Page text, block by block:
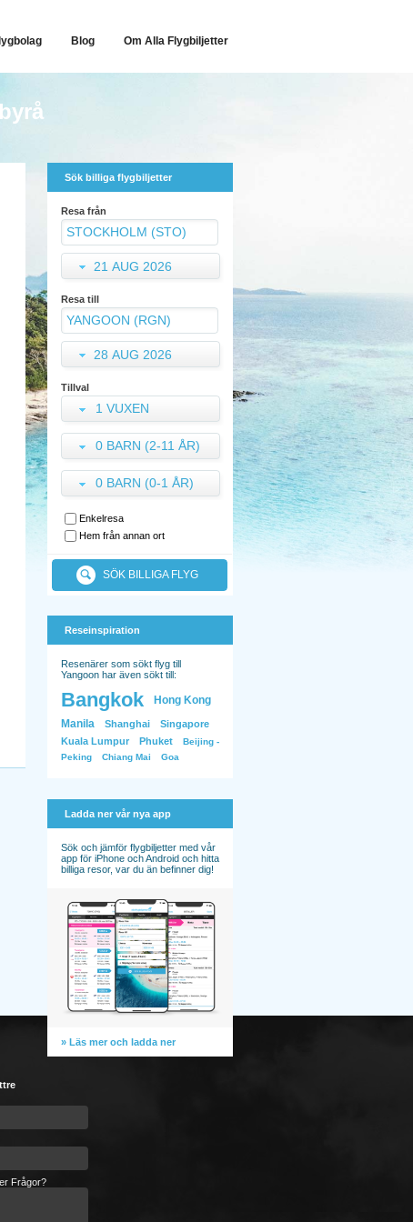
Blog Om Alla Flygbiljetter
Sök billiga flygbiljetter
Resa från
21 AUG 2026
Resa till
28 AUG 2026
Tillval
1 VUXEN
0 BARN (2-11 ÅR)
0 BARN (0-1 ÅR)
Enkelresa
Hem från annan ort
SÖK BILLIGA FLYG
Reseinspiration
Resenärer som sökt flyg till
Yangoon har även sökt till:
Bangkok
Hong Kong
Manila
Shanghai
Singapore
Kuala Lumpur
Phuket
Beijing -
Peking
Chiang Mai Goa
Ladda ner vår nya app
Sök och jämför flygbiljetter med vår
app för iPhone och Android och hitta
billiga resor, var du än befinner dig!
» Läs mer och ladda ner
Frågor?